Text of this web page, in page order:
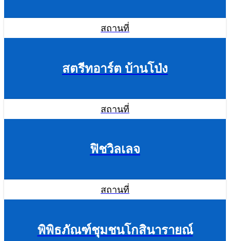
สถานที่
สตรีทอาร์ต บ้านโป่ง
สถานที่
ฟิชวิลเลจ
สถานที่
พิพิธภัณฑ์ชุมชนโกสินารายณ์